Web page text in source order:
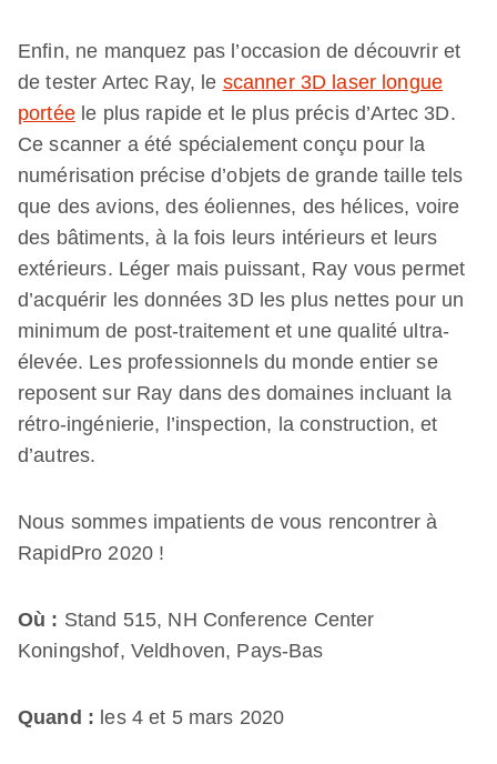
Enfin, ne manquez pas l’occasion de découvrir et
de tester Artec Ray, le scanner 3D laser longue
portéele plus rapide et le plus précis d’Artec 3D.
Ce scanner a été spécialement conçu pour la
numérisation précise d’objets de grande taille tels
que des avions, des éoliennes, des hélices, voire
des bâtiments, à la fois leurs intérieurs et leurs
extérieurs. Léger mais puissant, Ray vous permet
d’acquérir les données 3D les plus nettes pour un
minimum de post-traitement et une qualité ultra-
élevée. Les professionnels du monde entier se
reposent sur Ray dans des domaines incluant la
rétro-ingénierie, l’inspection, la construction, et
d’autres.
Nous sommes impatients de vous rencontrer à
RapidPro 2020 !
Où : Stand 515, NH Conference Center
Koningshof, Veldhoven, Pays-Bas
Quand : les 4 et 5 mars 2020